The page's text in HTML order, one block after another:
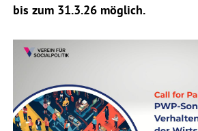
bis zum 31.3.26 möglich.